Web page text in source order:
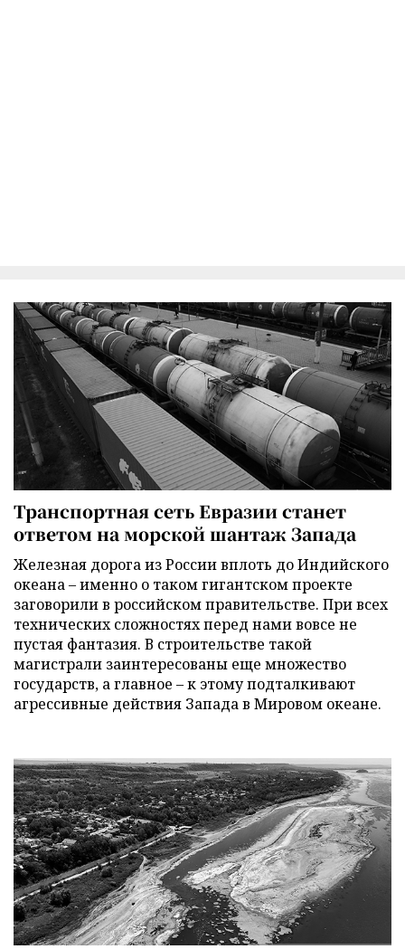
Транспортная сеть Евразии станет
ответом на морской шантаж Запада
Железная дорога из России вплоть до Индийского
океана – именно о таком гигантском проекте
заговорили в российском правительстве. При всех
технических сложностях перед нами вовсе не
пустая фантазия. В строительстве такой
магистрали заинтересованы еще множество
государств, а главное – к этому подталкивают
агрессивные действия Запада в Мировом океане.